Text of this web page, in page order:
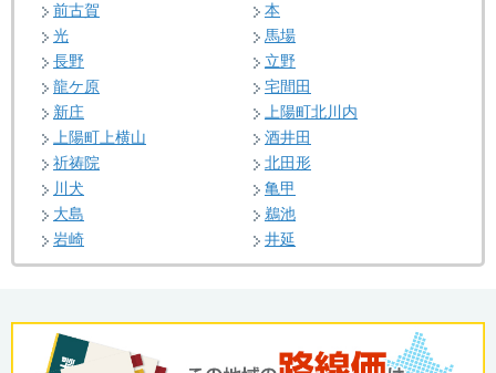
前古賀
本
光
馬場
長野
立野
龍ケ原
宅間田
新庄
上陽町北川内
上陽町上横山
酒井田
祈祷院
北田形
川犬
亀甲
大島
鵜池
岩崎
井延